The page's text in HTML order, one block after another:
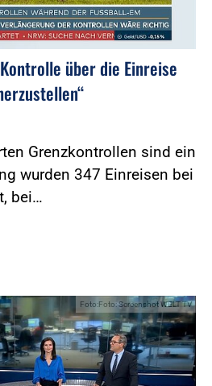
über die Einreise
Grenzkontrollen sind ein
wurden 347 Einreisen bei
bei…
Foto:Foto: Screenshot WELT TV